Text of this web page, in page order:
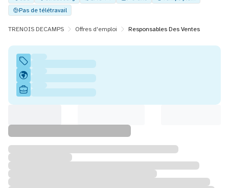
Pas de télétravail
TRENOIS DECAMPS Offres d'emploi Responsables Des Ventes